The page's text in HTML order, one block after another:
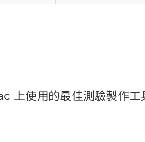
上使用的最佳測驗製作工